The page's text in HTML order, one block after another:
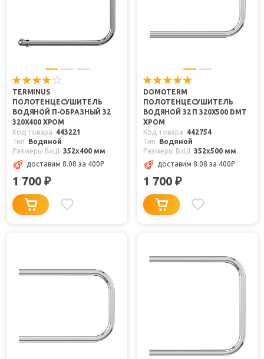
TERMINUS
ПОЛОТЕНЦЕСУШИТЕЛЬ
ВОДЯНОЙ П-ОБРАЗНЫЙ 32
320X400 ХРОМ
Код товара
443221
Тип
Водяной
Размеры ВxШ 352x400 мм
доставим 8.08 за 400₽
1 700 ₽
DOMOTERM
ПОЛОТЕНЦЕСУШИТЕЛЬ
ВОДЯНОЙ 32 П 320X500 DMT
ХРОМ
Код товара
442754
Тип
Водяной
Размеры ВxШ 352x500 мм
доставим 8.08 за 400₽
1 700 ₽